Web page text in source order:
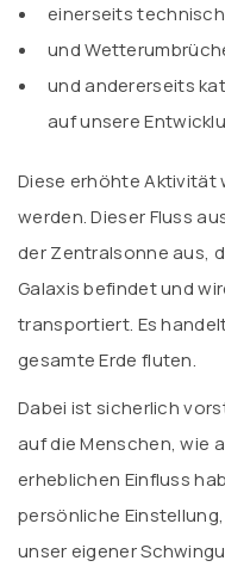
einerseits
und
und andererseits
auf unsere
Diese erhöhte Aktivität
werden. Dieser Fluss
der Zentralsonne aus,
Galaxis befindet und
transportiert. Es
gesamte Erde fluten.
Dabei ist sicherlich
auf die Menschen, wie
erheblichen Einfluss
persönliche
unser eigener